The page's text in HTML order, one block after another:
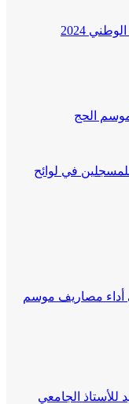
2024
الحج
في لوائح
أداء مصاريف موسم
الجامعي